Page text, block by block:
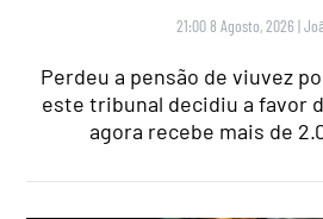
21:00 8 Agosto, 2026 |
Perdeu a pensão de viuvez
este tribunal decidiu a favor
agora recebe mais de